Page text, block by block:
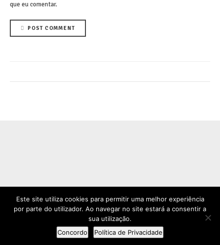
que eu comentar.
POST COMMENT
Copyright by Biovetnatura. All rights reserved.
CONTATOS BLOG
POLÍTICA DE PRIVACIDADE
LOJA ONLINE
Este site utiliza cookies para permitir uma melhor experiência
por parte do utilizador. Ao navegar no site estará a consentir a
sua utilização.
Concordo
Política de Privacidade